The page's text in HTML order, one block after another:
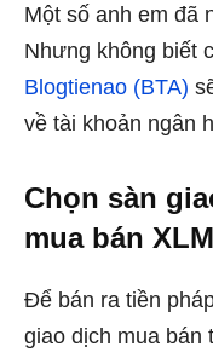
Một số anh em đã
Nhưng không biết
Blogtienao (BTA)
về tài khoản ngân
Chọn sàn
mua bán XLM
Để bán ra tiền
giao dịch mua bán